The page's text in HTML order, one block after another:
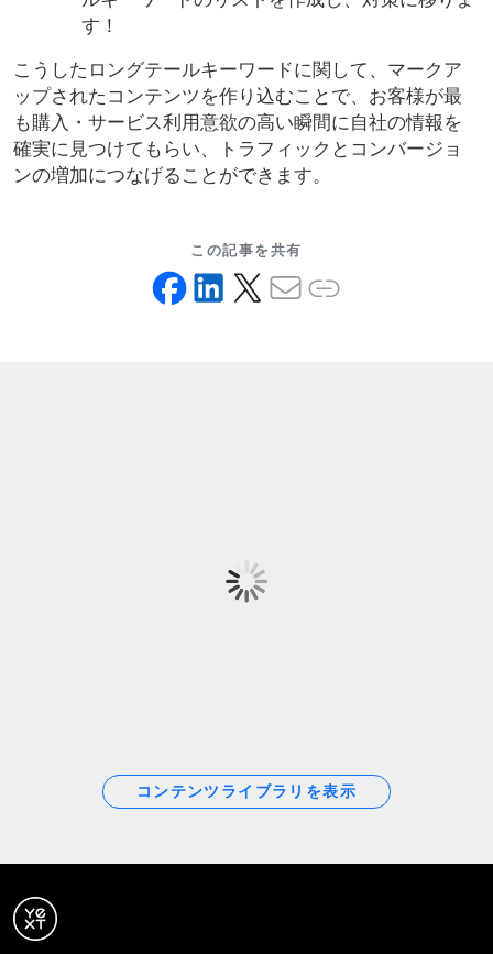
す！
こうしたロングテールキーワードに関して、マークア
ップされたコンテンツを作り込むことで、お客様が最
も購入・サービス利用意欲の高い瞬間に自社の情報を
確実に見つけてもらい、トラフィックとコンバージョ
ンの増加につなげることができます。
この記事を共有
コンテンツライブラリを表示